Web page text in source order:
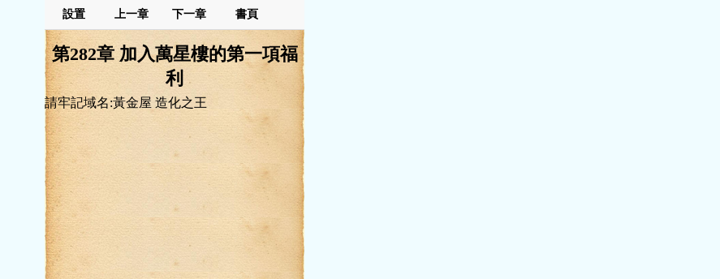
設置 上一章 下一章 書頁
第282章 加入萬星樓的第一項福
利
請牢記域名:黃金屋 造化之王